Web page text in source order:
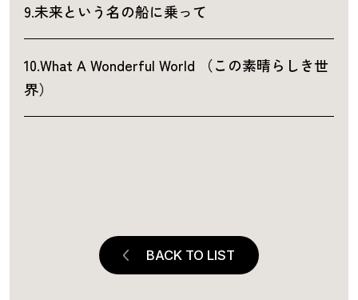
9.未来という名の船に乗って
10.What A Wonderful World （この素晴らしき世
界）
BACK TO LIST